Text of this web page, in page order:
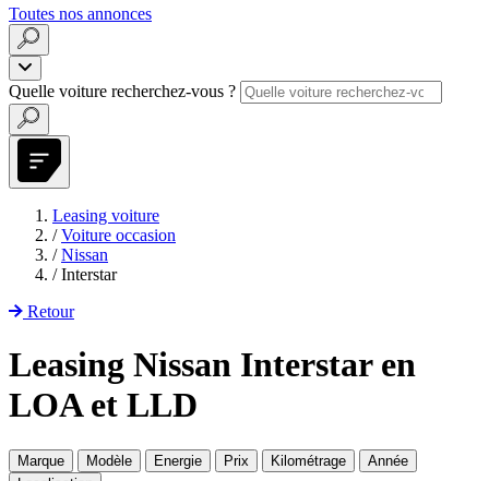
Toutes nos annonces
Quelle voiture recherchez-vous ?
Leasing voiture
/ Voiture occasion
/ Nissan
/ Interstar
Retour
Leasing Nissan Interstar en
LOA et LLD
Marque Modèle Energie Prix Kilométrage
Année